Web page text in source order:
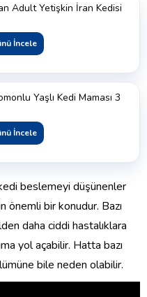
Adult Yetişkin İran Kedisi
İncele
Yaşlı Kedi Maması 3
İncele
beslemeyi düşünenler
önemli bir konudur. Bazı
daha ciddi hastalıklara
yol açabilir. Hatta bazı
bile neden olabilir.